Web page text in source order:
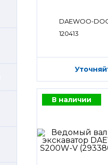
DAEWOO-
120413
В наличии